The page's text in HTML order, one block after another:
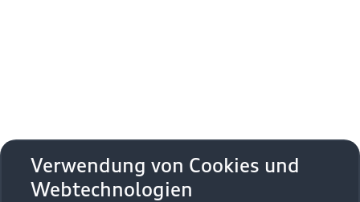
Zurück nach oben
Modelle
Verwendung von Cookies und
Webtechnologien